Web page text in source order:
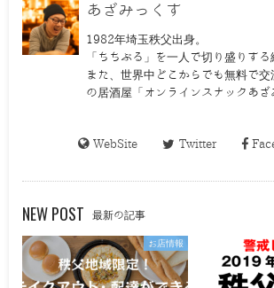
あざみっくす
1982年埼玉秩父出身。
「ちちぶる」を一人で切り盛りする
また、世界中どこからでも無料で
の居酒屋「オンラインスナックあざ
WebSite Twitter
NEW POST 最新の記事
お店情報